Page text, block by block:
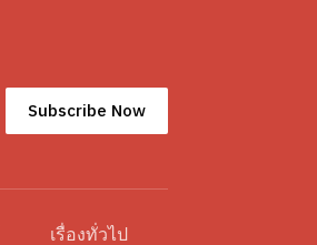
Subscribe Now
เรื่องทั่วไป